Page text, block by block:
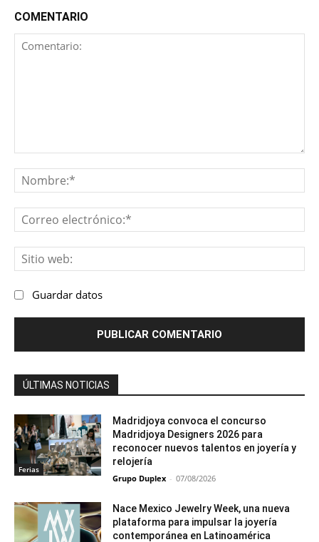
COMENTARIO
Guardar datos
ÚLTIMAS NOTICIAS
Ferias
Madridjoya convoca el concurso
Madridjoya Designers 2026 para
reconocer nuevos talentos en joyería y
relojería
Grupo Duplex - 07/08/2026
Nace Mexico Jewelry Week, una nueva
plataforma para impulsar la joyería
contemporánea en Latinoamérica